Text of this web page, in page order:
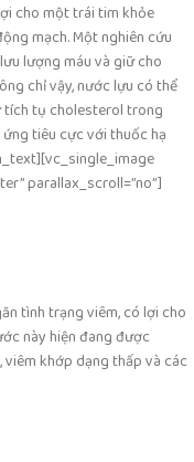
cho một trái tim khỏe
mạch. Một nghiên cứu
lượng máu và giữ cho
chỉ vậy, nước lựu có thể
tích tụ cholesterol trong
tiêu cực với thuốc hạ
parallax_scroll=”no”]
tình trạng viêm, có lợi cho
này hiện đang được
khớp dạng thấp và các